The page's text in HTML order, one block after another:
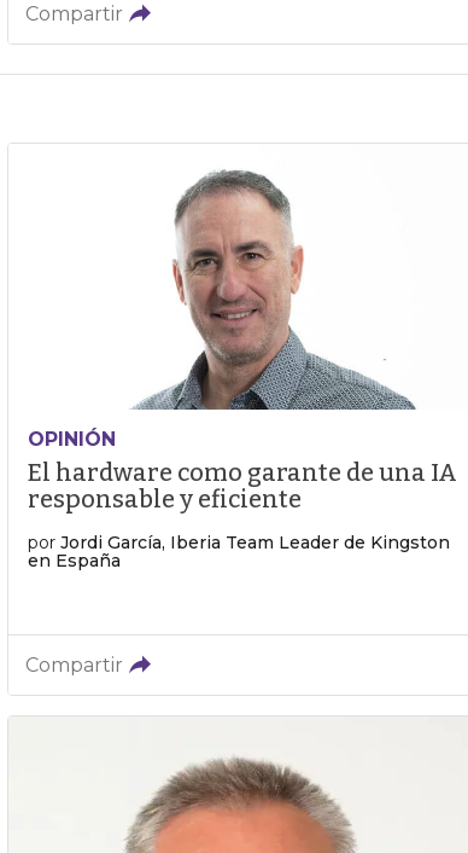
Compartir
OPINIÓN
El hardware como garante de una IA
responsable y eficiente
por Jordi García, Iberia Team Leader de Kingston
en España
Compartir